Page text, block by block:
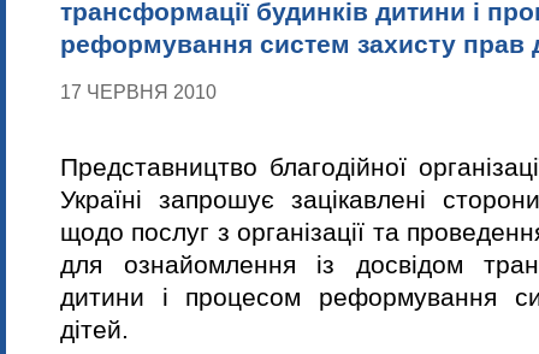
трансформації будинків дитини і
реформування систем захисту прав
17 ЧЕРВНЯ 2010
Представництво благодійної
Україні запрошує зацікавлені
щодо послуг з організації та
для ознайомлення із досвідом
дитини і процесом реформування
дітей.